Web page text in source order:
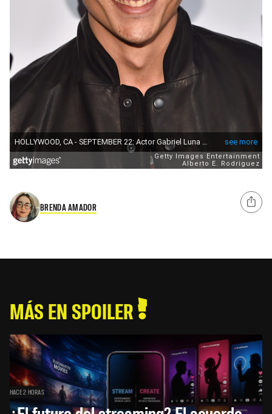
BRENDA AMADOR
MÁS EN SPOILER
HACE 2 HORAS